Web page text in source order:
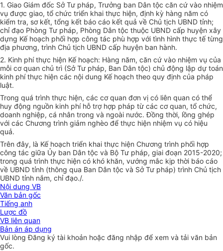
1. Giao Giám đốc Sở Tư pháp, Trưởng ban Dân tộc căn cứ vào nhiệm
vụ được giao, tổ chức triển khai thực hiện, định kỳ hàng năm có
kiểm tra, sơ kết, tổng kết báo cáo kết quả về Chủ tịch UBND tỉnh;
chỉ đạo Phòng Tư pháp, Phòng Dân tộc thuộc UBND cấp huyện xây
dựng Kế hoạch phối hợp công tác phù hợp với tình hình thực tế từng
địa phương, trình Chủ tịch UBND cấp huyện ban hành.
2. Kinh phí thực hiện Kế hoạch: Hàng năm, căn cứ vào nhiệm vụ của
mỗi cơ quan chủ trì (Sở Tư pháp, Ban Dân tộc) chủ động lập dự toán
kinh phí thực hiện các nội dung Kế hoạch theo quy định của pháp
luật.
Trong quá trình thực hiện, các cơ quan đơn vị có liên quan có thể
huy động nguồn kinh phí hỗ trợ hợp pháp từ các cơ quan, tổ chức,
doanh nghiệp, cá nhân trong và ngoài nước. Đồng thời, lồng ghép
với các Chương trình giảm nghèo để thực hiện nhiệm vụ có hiệu
quả.
Trên đây, là Kế hoạch triển khai thực hiện Chương trình phối hợp
công tác giữa Ủy ban Dân tộc và Bộ Tư pháp, giai đoạn 2015-2020;
trong quá trình thực hiện có khó khăn, vướng mắc kịp thời báo cáo
về UBND tỉnh (thông qua Ban Dân tộc và Sở Tư pháp) trình Chủ tịch
UBND tỉnh nắm, chỉ đạo./.
Nội dung VB
Văn bản gốc
Tiếng anh
Lược đồ
VB liên quan
Bản án áp dụng
Vui lòngĐăng ký tài khoản hoặc đăng nhập để xem và tải văn bản
gốc.